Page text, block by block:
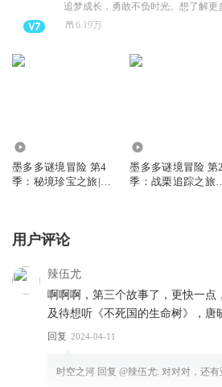
6.19万
墨多多谜境冒险 第4
季：秘境珍宝之旅|侦
墨多多谜境冒险 第2
季：战栗追踪之旅｜
用户评论
辣伍尤
啊啊啊，第三个故事了，更快一点
及待想听《不死国的生命树》，唐
回复 2024-04-11
时空之河 回复 @辣伍尤: 对对对，还有